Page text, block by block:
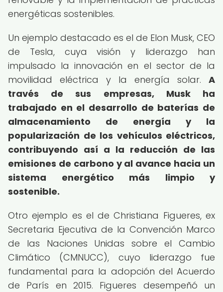
energéticas sostenibles.
Un ejemplo destacado es el de Elon Musk, CEO
de Tesla, cuya visión y liderazgo han
impulsado la innovación en el sector de la
movilidad eléctrica y la energía solar. A
través de sus empresas, Musk ha
trabajado en el desarrollo de baterías de
almacenamiento de energía y la
popularización de los vehículos eléctricos,
contribuyendo así a la reducción de las
emisiones de carbono y al avance hacia un
sistema energético más limpio y
sostenible.
Otro ejemplo es el de Christiana Figueres, ex
Secretaria Ejecutiva de la Convención Marco
de las Naciones Unidas sobre el Cambio
Climático (CMNUCC), cuyo liderazgo fue
fundamental para la adopción del Acuerdo
de París en 2015. Figueres desempeñó un